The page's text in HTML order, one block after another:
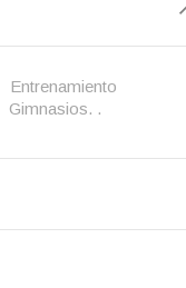
Entrenamiento
Gimnasios. .